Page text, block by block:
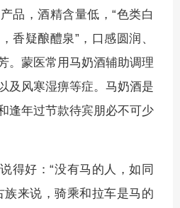
品，酒精含量低，“色类白
香疑酿醴泉”，口感圆润、
。蒙医常用马奶酒辅助调理
及风寒湿痹等症。马奶酒是
逢年过节款待宾朋必不可少
得好：“没有马的人，如同
族来说，骑乘和拉车是马的